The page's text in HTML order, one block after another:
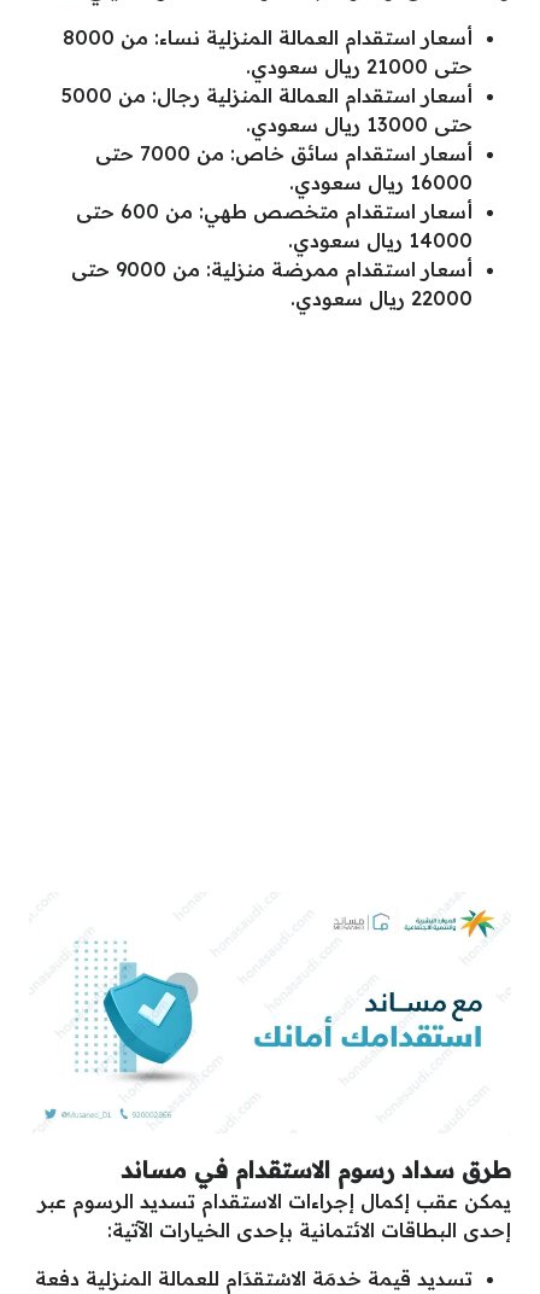
أسعار استقدام العمالة المنزلية نساء: من 8000
حتى 21000 ريال سعودي.
أسعار استقدام العمالة المنزلية رجال: من 5000
حتى 13000 ريال سعودي.
أسعار استقدام سائق خاص: من 7000 حتى
16000 ريال سعودي.
أسعار استقدام متخصص طهي: من 600 حتى
14000 ريال سعودي.
أسعار استقدام ممرضة منزلية: من 9000 حتى
22000 ريال سعودي.
طرق سداد رسوم الاستقدام في مساند
يمكن عقب إكمال إجراءات الاستقدام تسديد الرسوم عبر
إحدى البطاقات الائتمانية بإحدى الخيارات الآتية:
تسديد قيمة خدمَة الاسْتقدَام للعمالة المنزلية دفعة